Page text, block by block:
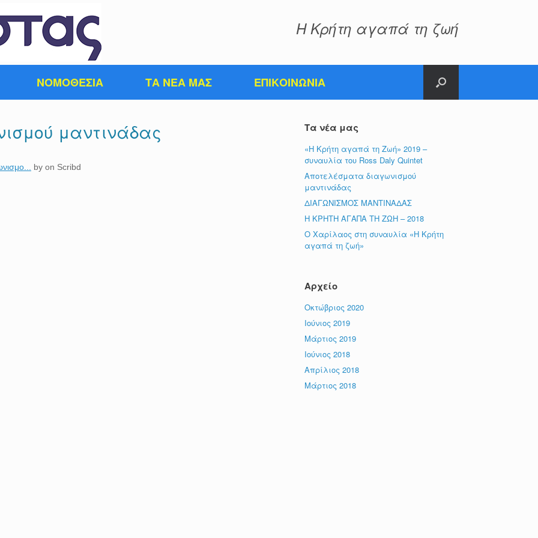
Η Κρήτη αγαπά τη ζωή
ΝΟΜΟΘΕΣΙΑ ΤΑ ΝΕΑ ΜΑΣ ΕΠΙΚΟΙΝΩΝΙΑ
μαντινάδας
by on Scribd
Τα νέα μας
«Η Κρήτη αγαπά τη Ζωή» 2019 –
συναυλία του Ross Daly Quintet
Αποτελέσματα διαγωνισμού
μαντινάδας
ΔΙΑΓΩΝΙΣΜΟΣ ΜΑΝΤΙΝΑΔΑΣ
Η ΚΡΗΤΗ ΑΓΑΠΑ ΤΗ ΖΩΗ – 2018
Ο Χαρίλαος στη συναυλία «Η Κρήτη
αγαπά τη ζωή»
Αρχείο
Οκτώβριος 2020
Ιούνιος 2019
Μάρτιος 2019
Ιούνιος 2018
Απρίλιος 2018
Μάρτιος 2018